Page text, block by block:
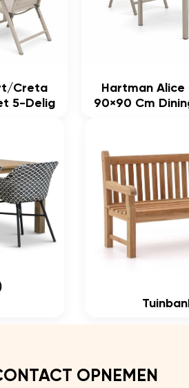
Creta
5-Delig
Hartman
90×90 Cm
OPNEMEN